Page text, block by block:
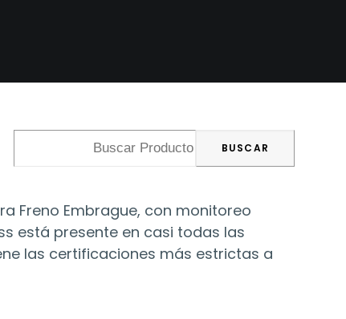
Freno Embrague, con monitoreo
está presente en casi todas las
las certificaciones más estrictas a